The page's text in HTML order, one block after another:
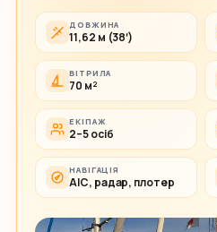
ДОВЖИНА
11,62 м (38′)
ВІТРИЛА
70 м²
ЕКІПАЖ
2–5 осіб
НАВІГАЦІЯ
АІС, радар, плотер